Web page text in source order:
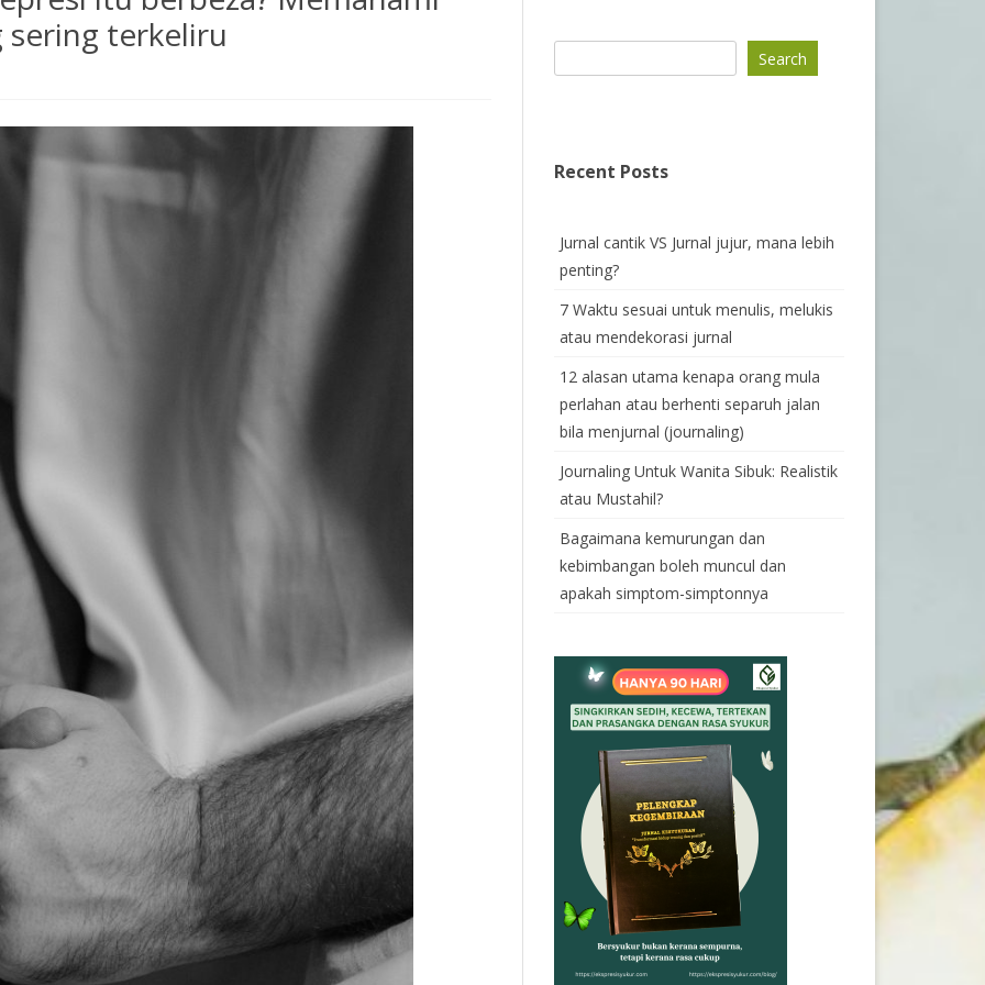
sering terkeliru
Search
Recent Posts
Jurnal cantik VS Jurnal jujur, mana lebih
penting?
7 Waktu sesuai untuk menulis, melukis
atau mendekorasi jurnal
12 alasan utama kenapa orang mula
perlahan atau berhenti separuh jalan
bila menjurnal (journaling)
Journaling Untuk Wanita Sibuk: Realistik
atau Mustahil?
Bagaimana kemurungan dan
kebimbangan boleh muncul dan
apakah simptom-simptonnya